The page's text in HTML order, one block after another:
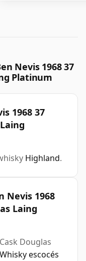
Nevis 1968 37
Platinum
1968 37
Highland.
Nevis 1968
Laing
Douglas
Whisky escocés